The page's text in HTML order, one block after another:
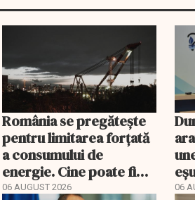
România se pregătește
pentru limitarea forțată
a consumului de
energie. Cine poate fi
deconectat
06 AUGUST 2026 06